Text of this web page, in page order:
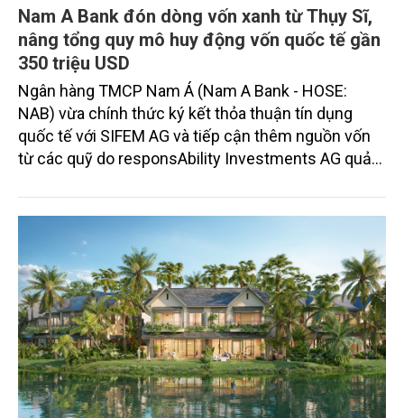
Nam A Bank đón dòng vốn xanh từ Thụy Sĩ,
nâng tổng quy mô huy động vốn quốc tế gần
350 triệu USD
Ngân hàng TMCP Nam Á (Nam A Bank - HOSE:
NAB) vừa chính thức ký kết thỏa thuận tín dụng
quốc tế với SIFEM AG và tiếp cận thêm nguồn vốn
từ các quỹ do responsAbility Investments AG quản
thu hút thành công từ đầu năm đến nay lên gần 350